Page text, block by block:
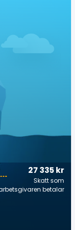
27 335 kr
Skatt som
betalar